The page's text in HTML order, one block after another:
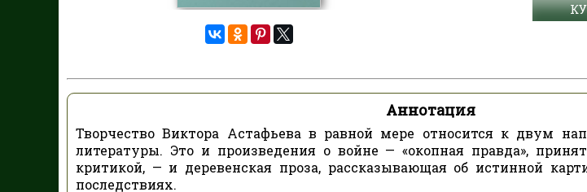
Аннотация
Творчество Виктора Астафьева в равной мере относится к двум
литературы. Это и произведения о войне — «окопная правда»,
критикой, — и деревенская проза, рассказывающая об истинной
последствиях.